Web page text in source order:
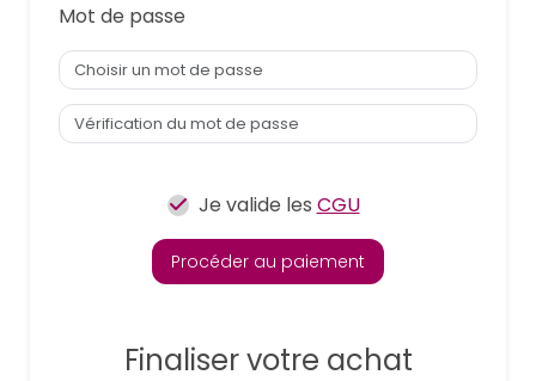
Mot de passe
Je valide les CGU
Procéder au paiement
Finaliser votre achat